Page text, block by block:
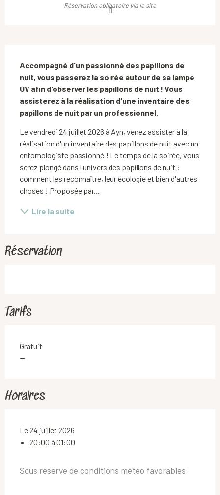
Réservation obligatoire via le site
Accompagné d'un passionné des papillons de
nuit, vous passerez la soirée autour de sa lampe
UV afin d'observer les papillons de nuit ! Vous
assisterez à la réalisation d'une inventaire des
papillons de nuit par un professionnel.
Le vendredi 24 juillet 2026 à Ayn, venez assister à la
réalisation d'un inventaire des papillons de nuit avec un
entomologiste passionné ! Le temps de la soirée, vous
serez plongé dans l'univers des papillons de nuit :
comment les reconnaître, leur écologie et bien d'autres
choses ! Proposée par...
Lire la suite
Réservation
Tarifs
Gratuit
—
Horaires
Le 24 juillet 2026
20:00 à 01:00
Sous réserve de conditions météo favorables